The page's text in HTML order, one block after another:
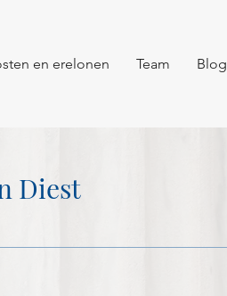
en erelonen Team Blog
Diest